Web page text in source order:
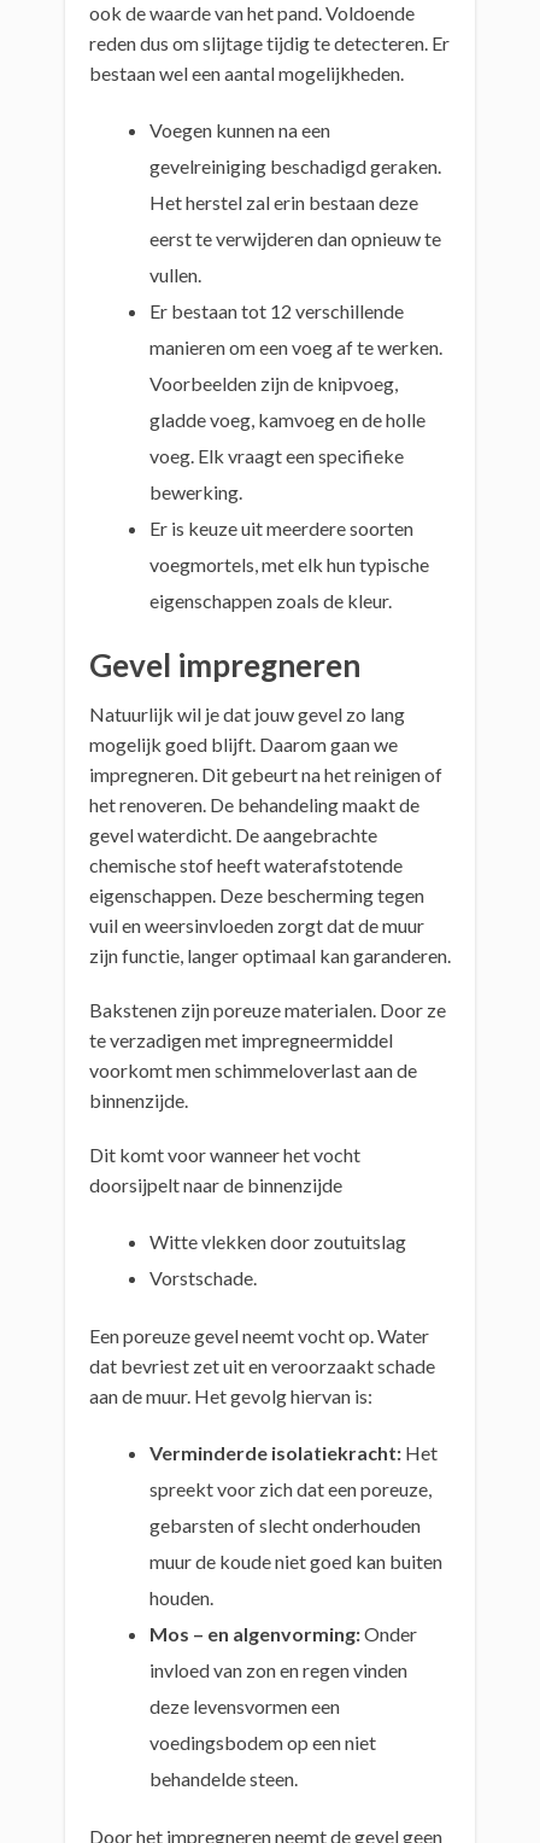
ook de waarde van het pand. Voldoende
reden dus om slijtage tijdig te detecteren. Er
bestaan wel een aantal mogelijkheden.
Voegen kunnen na een
gevelreiniging beschadigd geraken.
Het herstel zal erin bestaan deze
eerst te verwijderen dan opnieuw te
vullen.
Er bestaan tot 12 verschillende
manieren om een voeg af te werken.
Voorbeelden zijn de knipvoeg,
gladde voeg, kamvoeg en de holle
voeg. Elk vraagt een specifieke
bewerking.
Er is keuze uit meerdere soorten
voegmortels, met elk hun typische
eigenschappen zoals de kleur.
Gevel impregneren
Natuurlijk wil je dat jouw gevel zo lang
mogelijk goed blijft. Daarom gaan we
impregneren. Dit gebeurt na het reinigen of
het renoveren. De behandeling maakt de
gevel waterdicht. De aangebrachte
chemische stof heeft waterafstotende
eigenschappen. Deze bescherming tegen
vuil en weersinvloeden zorgt dat de muur
zijn functie, langer optimaal kan garanderen.
Bakstenen zijn poreuze materialen. Door ze
te verzadigen met impregneermiddel
voorkomt men schimmeloverlast aan de
binnenzijde.
Dit komt voor wanneer het vocht
doorsijpelt naar de binnenzijde
Witte vlekken door zoutuitslag
Vorstschade.
Een poreuze gevel neemt vocht op. Water
dat bevriest zet uit en veroorzaakt schade
aan de muur. Het gevolg hiervan is:
Verminderde isolatiekracht: Het
spreekt voor zich dat een poreuze,
gebarsten of slecht onderhouden
muur de koude niet goed kan buiten
houden.
Mos – en algenvorming:Onder
invloed van zon en regen vinden
deze levensvormen een
voedingsbodem op een niet
behandelde steen.
Door het impregneren neemt de gevel geen